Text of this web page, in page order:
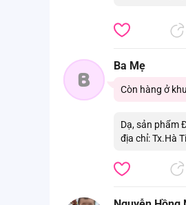
B
Ba Mẹ
Còn hàng ở
Dạ, sản phẩm
địa chỉ: Tx.Hà